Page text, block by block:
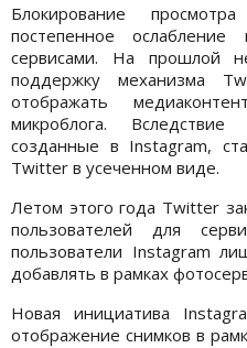
Блокирование
постепенное
сервисами. На прошлой
поддержку механизма
отображать
микроблога.
созданные в Instagram,
Twitter в усеченном виде.
Летом этого года Twitter
пользователей для
пользователи Instagram
добавлять в рамках
Новая инициатива
отображение снимков в